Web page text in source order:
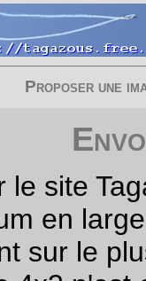
Proposer une
le site
en
sur le